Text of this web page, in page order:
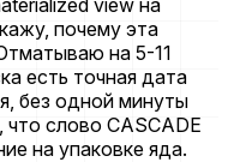
почему эта
на 5-11
есть точная дата
без одной минуты
слово CASCADE
на упаковке яда.